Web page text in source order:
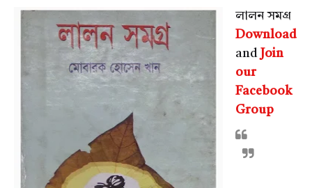
লালন সমগ্র
Download
and Join
our
Facebook
Group